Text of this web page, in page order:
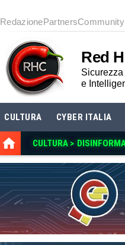
RedazionePartners
Red
e
CULTURA CYBER ITALIA
CULTURA >